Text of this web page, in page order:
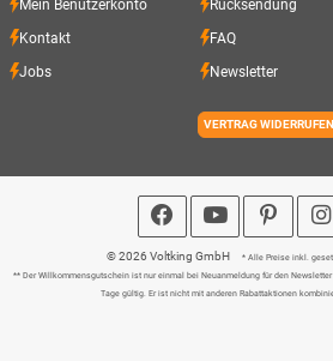
Mein Benutzerkonto Rücksendung
Kontakt FAQ
Jobs Newsletter
VERTRAG WIDERRUFEN
© 2026 Voltking GmbH * Alle Preise inkl.
** Der Willkommensgutschein ist nur einmal bei Neuanmeldung für den
Tage gültig. Er ist nicht mit anderen Rabattaktionen